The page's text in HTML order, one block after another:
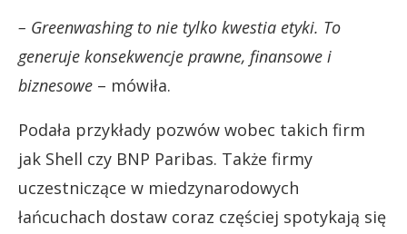
– Greenwashing to nie tylko kwestia etyki. To
generuje konsekwencje prawne, finansowe i
biznesowe – mówiła.
Podała przykłady pozwów wobec takich firm
jak Shell czy BNP Paribas. Także firmy
uczestniczące w miedzynarodowych
łańcuchach dostaw coraz częściej spotykają się